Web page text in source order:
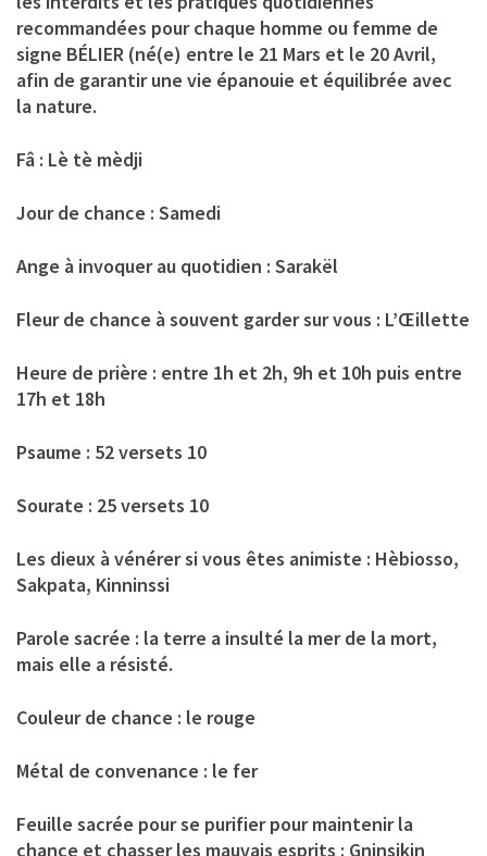
recommandées pour chaque homme ou femme de
signe BÉLIER (né(e) entre le 21 Mars et le 20 Avril,
afin de garantir une vie épanouie et équilibrée avec
la nature.
Fâ : Lè tè mèdji
Jour de chance : Samedi
Ange à invoquer au quotidien : Sarakël
Fleur de chance à souvent garder sur vous : L’Œillette
Heure de prière : entre 1h et 2h, 9h et 10h puis entre
17h et 18h
Psaume : 52 versets 10
Sourate : 25 versets 10
Les dieux à vénérer si vous êtes animiste : Hèbiosso,
Sakpata, Kinninssi
Parole sacrée : la terre a insulté la mer de la mort,
mais elle a résisté.
Couleur de chance : le rouge
Métal de convenance : le fer
Feuille sacrée pour se purifier pour maintenir la
chance et chasser les mauvais esprits : Gninsikin